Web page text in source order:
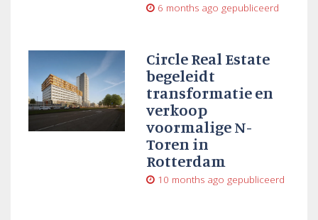
6 months ago gepubliceerd
Circle Real Estate
begeleidt
transformatie en
verkoop
voormalige N-
Toren in
Rotterdam
10 months ago gepubliceerd